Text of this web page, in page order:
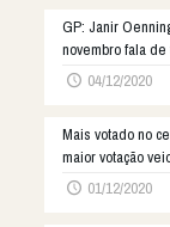
GP: Janir
novembro fala
04/12/2020
Mais votado no
maior votação
01/12/2020